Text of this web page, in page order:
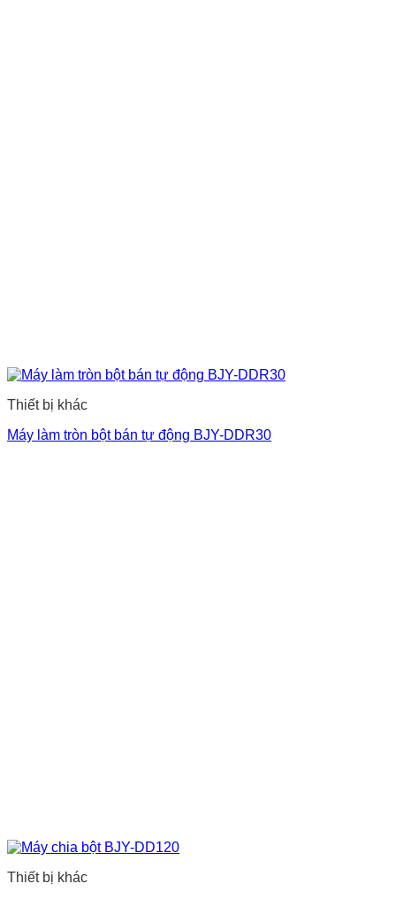
Thiết bị khác
Máy làm tròn bột bán tự động BJY-DDR30
Thiết bị khác